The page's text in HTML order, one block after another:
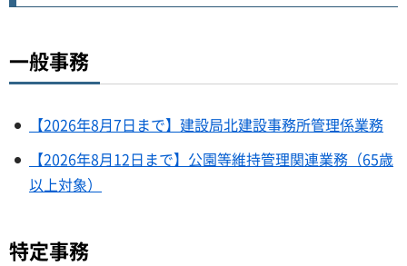
一般事務
【2026年8月7日まで】建設局北建設事務所管理係業務
【2026年8月12日まで】公園等維持管理関連業務（65歳
以上対象）
特定事務